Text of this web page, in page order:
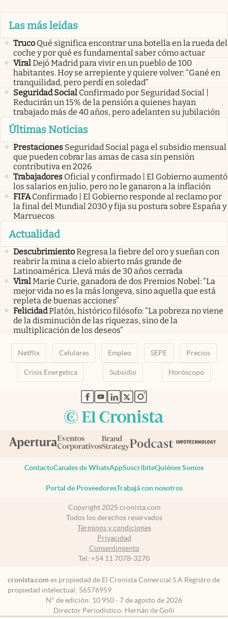
Las más leidas
Truco Qué significa encontrar una botella en la rueda del
coche y por qué es fundamental saber cómo actuar
ViralDejó Madrid para vivir en un pueblo de 100
habitantes. Hoy se arrepiente y quiere volver: “Gané en
tranquilidad, pero perdí en soledad”
Seguridad Social Confirmado por Seguridad Social |
Reducirán un 15% de la pensión a quienes hayan
trabajado más de 40 años, pero adelanten su jubilación
Últimas Noticias
Prestaciones Seguridad Social paga el subsidio mensual
que pueden cobrar las amas de casa sin pensión
contributiva en 2026
Trabajadores Oficial y confirmado | El Gobierno aumentó
los salarios en julio, pero no le ganaron a la inflación
FIFA Confirmado | El Gobierno responde al reclamo por
la final del Mundial 2030 y fija su postura sobre España y
Marruecos
Actualidad
DescubrimientoRegresa la fiebre del oro y sueñan con
reabrir la mina a cielo abierto más grande de
Latinoamérica. Llevá más de 30 años cerrada
ViralMarie Curie, ganadora de dos Premios Nobel: “La
mejor vida no es la más longeva, sino aquella que está
repleta de buenas acciones”
FelicidadPlatón, histórico filósofo: “La pobreza no viene
de la disminución de las riquezas, sino de la
multiplicación de los deseos”
Netflix Celulares Empleo SEPE Precios
Crisis Energetica Subsidio Horóscopo
abre en nueva pestaña
abre en nueva pestaña
abre en nueva pestaña
abre en nueva pestaña
abre en nueva pestaña
ContactoCanales de WhatsAppSuscribiteQuiénes Somos
Portal de ProveedoresTrabajá con nosotros
Copyright 2025 cronista.com
Todos los derechos reservados
Términos y condiciones
Privacidad
Consentimiento
Tel: +54 11 7078-3270
cronista.com es propiedad de El Cronista Comercial S.A Registro de
propiedad intelectual: 56576959
N° de edición: 10.950 - 7 de agosto de 2026
Director Periodístico: Hernán de Goñi